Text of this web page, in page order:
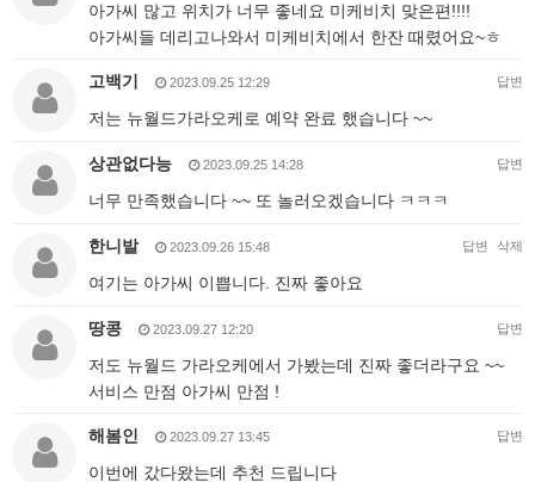
아가씨 많고 위치가 너무 좋네요 미케비치 맞은편!!!!
아가씨들 데리고나와서 미케비치에서 한잔 때렸어요~ㅎ
고백기 2023.09.25 12:29 답변
저는 뉴월드가라오케로 예약 완료 했습니다 ~~
상관없다능 2023.09.25 14:28 답변
너무 만족했습니다 ~~ 또 놀러오겠습니다 ㅋㅋㅋ
한니발 2023.09.26 15:48 답변 삭제
여기는 아가씨 이쁩니다. 진짜 좋아요
땅콩 2023.09.27 12:20 답변
저도 뉴월드 가라오케에서 가봤는데 진짜 좋더라구요 ~~
서비스 만점 아가씨 만점 !
해봄인 2023.09.27 13:45 답변
이번에 갔다왔는데 추천 드립니다